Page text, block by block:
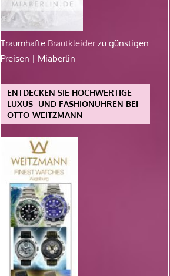
Traumhafte Brautkleiderzu günstigen
Preisen | Miaberlin
ENTDECKEN SIE HOCHWERTIGE
LUXUS- UND FASHIONUHREN BEI
OTTO-WEITZMANN